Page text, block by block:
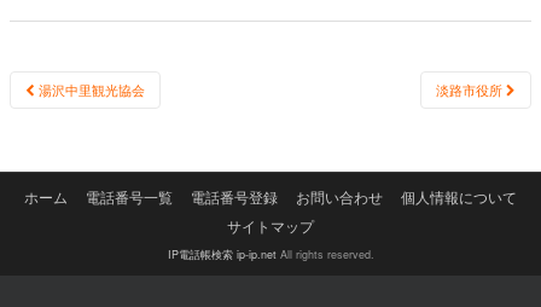
Post
湯沢中里観光協会 淡路市役所
ホーム 電話番号一覧 電話番号登録 お問い合わせ
個人情報について
サイトマップ
IP電話帳検索 ip-ip.netAll rights reserved.